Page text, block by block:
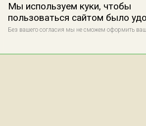
Мы используем куки, чтобы
пользоваться сайтом было
Без вашего согласия мы не сможем оформить